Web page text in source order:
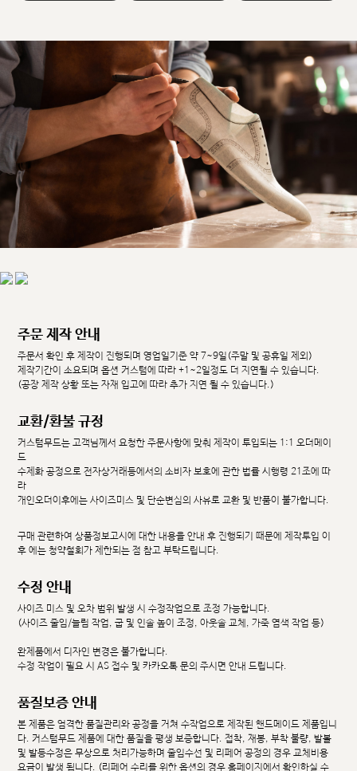
주문 제작 안내
주문서 확인 후 제작이 진행되며 영업일기준 약 7~9일(주말 및 공휴일 제외)
제작기간이 소요되며 옵션 커스텀에 따라 +1~2일정도 더 지연될 수 있습니다.
(공장 제작 상황 또는 자재 입고에 따라 추가 지연 될 수 있습니다.)
교환/환불 규정
커스텀무드는 고객님께서 요청한 주문사항에 맞춰 제작이 투입되는 1:1 오더메이
드
수제화 공정으로 전자상거래등에서의 소비자 보호에 관한 법률 시행령 21조에 따
라
개인오더이후에는 사이즈미스 및 단순변심의 사유로 교환 및 반품이 불가합니다.
구매 관련하여 상품정보고시에 대한 내용을 안내 후 진행되기 때문에 제작투입 이
후 에는 청약철회가 제한되는 점 참고 부탁드립니다.
수정 안내
사이즈 미스 및 오차 범위 발생 시 수정작업으로 조정 가능합니다.
(사이즈 줄임/늘림 작업, 굽 및 인솔 높이 조정, 아웃솔 교체, 가죽 염색 작업 등)
완제품에서 디자인 변경은 불가합니다.
수정 작업이 필요 시 AS 접수 및 카카오톡 문의 주시면 안내 드립니다.
품질보증 안내
본 제품은 엄격한 품질관리와 공정을 거쳐 수작업으로 제작된 핸드메이드 제품입니
다. 커스텀무드 제품에 대한 품질을 평생 보증합니다. 접착, 재봉, 부착 불량, 발볼
및 발등수정은 무상으로 처리가능하며 줄임수선 및 리페어 공정의 경우 교체비용
요금이 발생 됩니다. (리페어 수리를 위한 옵션의 경우 홈페이지에서 확인하실 수